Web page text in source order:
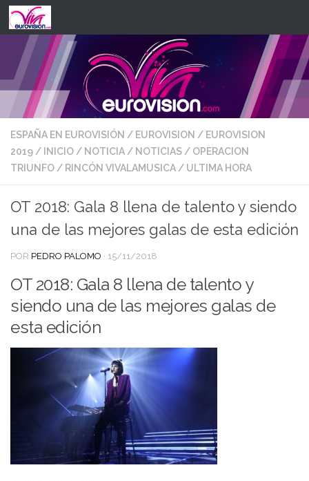
Saltar al contenido
ESPAÑA EN EUROVISIÓN / EUROVISION / EUROVISION
2019/ INICIO/ NOTICIA/ NOTICIAS/ OPERACION
TRIUNFO/ RINCÓN VIVALAMUSICA/ ULTIMA HORA
OT 2018: Gala 8 llena de talento y siendo
una de las mejores galas de esta edición
POR PEDRO PALOMO · 15/11/2018
OT 2018: Gala 8 llena de talento y
siendo una de las mejores galas de
esta edición